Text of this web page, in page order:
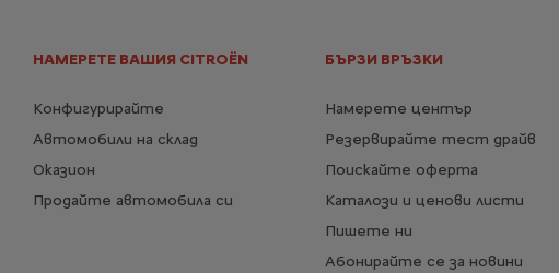
НАМЕРЕТЕ ВАШИЯ CITROËN
Конфигурирайте
Автомобили на склад
Оказион
Продайте автомобила си
БЪРЗИ ВРЪЗКИ
Намерете център
Резервирайте тест драйв
Поискайте оферта
Каталози и ценови листи
Пишете ни
Абонирайте се за новини